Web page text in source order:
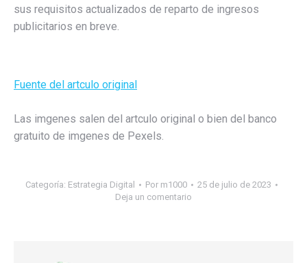
sus requisitos actualizados de reparto de ingresos
publicitarios en breve.
Fuente del artculo original
Las imgenes salen del artculo original o bien del banco
gratuito de imgenes de Pexels.
Categoría: Estrategia Digital Por m1000
25 de julio de 2023
Deja un comentario